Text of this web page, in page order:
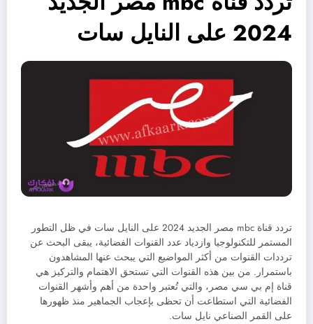
2024 على النايل سات
تردد قناة mbc مصر الجديد 2024 على النايل سات في ظل التطور
المستمر للتكنولوجيا وازدياد عدد القنوات الفضائية، يبقى البحث عن
ترددات القنوات من أكثر المواضيع التي يبحث عنها المشاهدون
باستمرار. من بين هذه القنوات التي تستحق الاهتمام والتركيز هي
قناة إم بي سي مصر، والتي تُعتبر واحدة من أهم وأشهر القنوات
الفضائية التي استطاعت أن تحظى بإعجاب الجماهير منذ ظهورها
على القمر الصناعي نايل سات.